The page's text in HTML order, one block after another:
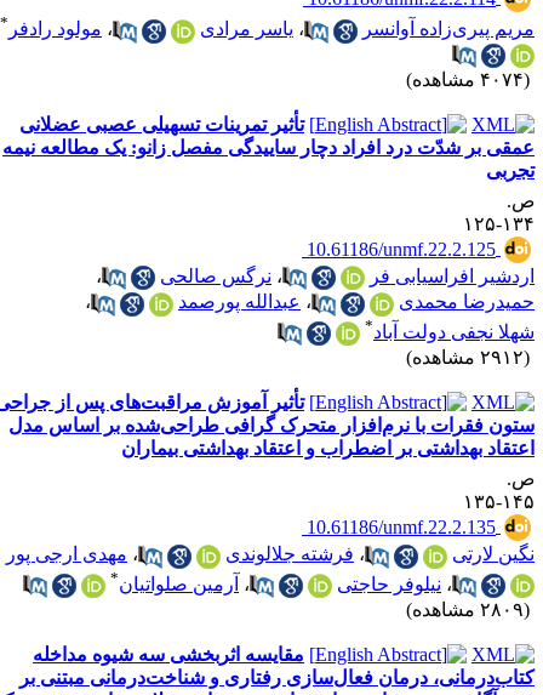
پیری‌زاده آوانسر
،یاسر مرادی ،مولود رادفر*
تأثیر تمرینات تسهیلی عصبی عضلانی
بر شدّت درد افراد دچار ساییدگی مفصل زانو: یک مطالعه نیمه
۱۲۵
‎ 10.61186/unmf.22.2.125
افراسیابی فر
،نرگس صالحی
،
محمدی
،عبدالله پورصمد
،
نجفی دولت آباد*
تأثیر آموزش مراقبت‌های پس از جراحی
فقرات با نرم‌افزار متحرک گرافی طراحی‌شده بر اساس مدل
بهداشتی بر اضطراب و اعتقاد بهداشتی بیماران
۱۳۵
‎ 10.61186/unmf.22.2.135
لارتی
،فرشته جلالوندی ،مهدی ارجی پور
،نیلوفر حاجتی ،آرمین صلواتیان *
مقایسه اثربخشی سه شیوه مداخله
درمان فعال‌سازی رفتاری و شناخت‌درمانی مبتنی بر